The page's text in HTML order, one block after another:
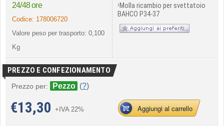
24/48 ore
Codice: 178006720
Valore peso per trasporto: 0,100
Kg
›Molla ricambio per svettatoio
BAHCO P34-37
PREZZO E CONFEZIONAMENTO
Prezzo per: Pezzo (?)
€13,30 +IVA 22% Aggiungi al carrello